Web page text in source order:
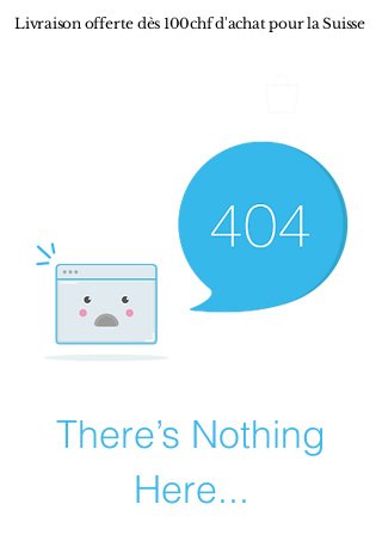
Livraison offerte dès 100chf d'achat pour la Suisse
There’s Nothing
Here...